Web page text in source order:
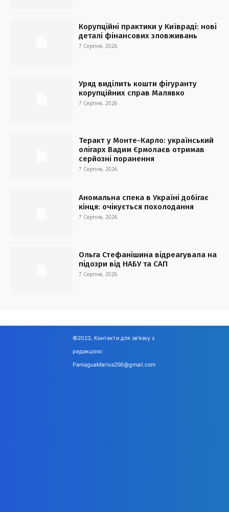
Корупційні практики у Київраді: нові
деталі фінансових зловживань
7 Серпня, 2026
Уряд виділить кошти фігуранту
корупційних справ Малявко
7 Серпня, 2026
Теракт у Монте-Карло: український
олігарх Вадим Єрмолаєв отримав
серйозні поранення
7 Серпня, 2026
Аномальна спека в Україні добігає
кінця: очікується похолодання
7 Серпня, 2026
Ольга Стефанішина відреагувала на
підозри від НАБУ та САП
7 Серпня, 2026
©2023, Контакти для зв'язку з
редакцією:
PaniaguaMarisa256@gmail.com